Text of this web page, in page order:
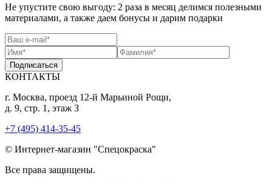
Не упустите свою выгоду: 2 раза в месяц делимся полезными
материалами, а также даем бонусы и дарим подарки
Подписаться
КОНТАКТЫ
г. Москва, проезд 12-й Марьиной Рощи,
д. 9, стр. 1, этаж 3
+7 (495) 414-35-45
© Интернет-магазин "Спецокраска"
Все права защищены.